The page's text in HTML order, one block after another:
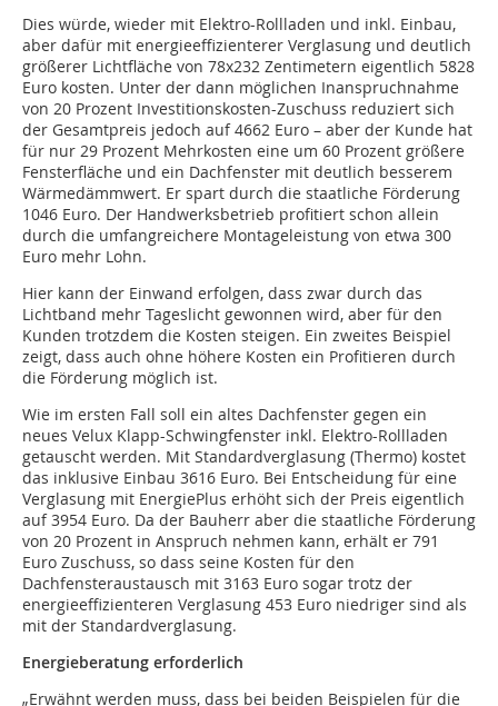
Dies würde, wieder mit Elektro-Rollladen und inkl. Einbau,
aber dafür mit energieeffizienterer Verglasung und deutlich
größerer Lichtfläche von 78x232 Zentimetern eigentlich 5828
Euro kosten. Unter der dann möglichen Inanspruchnahme
von 20 Prozent Investitionskosten-Zuschuss reduziert sich
der Gesamtpreis jedoch auf 4662 Euro – aber der Kunde hat
für nur 29 Prozent Mehrkosten eine um 60 Prozent größere
Fensterfläche und ein Dachfenster mit deutlich besserem
Wärmedämmwert. Er spart durch die staatliche Förderung
1046 Euro. Der Handwerksbetrieb profitiert schon allein
durch die umfangreichere Montageleistung von etwa 300
Euro mehr Lohn.
Hier kann der Einwand erfolgen, dass zwar durch das
Lichtband mehr Tageslicht gewonnen wird, aber für den
Kunden trotzdem die Kosten steigen. Ein zweites Beispiel
zeigt, dass auch ohne höhere Kosten ein Profitieren durch
die Förderung möglich ist.
Wie im ersten Fall soll ein altes Dachfenster gegen ein
neues Velux Klapp-Schwingfenster inkl. Elektro-Rollladen
getauscht werden. Mit Standardverglasung (Thermo) kostet
das inklusive Einbau 3616 Euro. Bei Entscheidung für eine
Verglasung mit EnergiePlus erhöht sich der Preis eigentlich
auf 3954 Euro. Da der Bauherr aber die staatliche Förderung
von 20 Prozent in Anspruch nehmen kann, erhält er 791
Euro Zuschuss, so dass seine Kosten für den
Dachfensteraustausch mit 3163 Euro sogar trotz der
energieeffizienteren Verglasung 453 Euro niedriger sind als
mit der Standardverglasung.
Energieberatung erforderlich
„Erwähnt werden muss, dass bei beiden Beispielen für die